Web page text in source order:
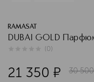
RAMASAT
DUBAI GOLD
(0)
21 350 ¤ 30 500